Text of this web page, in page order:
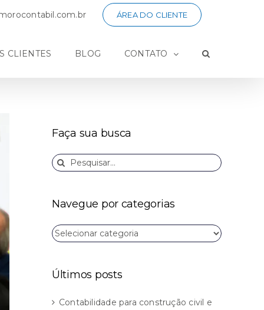
ÁREA DO CLIENTE
CLIENTES BLOG CONTATO
Faça sua busca
Buscar
resultados
Navegue por categorias
Navegue
por
Últimos posts
Contabilidade para construção civil e